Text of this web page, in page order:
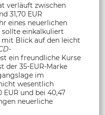
verläuft zwischen
31,70 EUR
eines neuerlichen
sollte einkalkuliert
mit Blick auf den leicht
-
ein freundliche Kurse
der 35-EUR-Marke
im
wesentlich
EUR und bei 40,47
neuerliche